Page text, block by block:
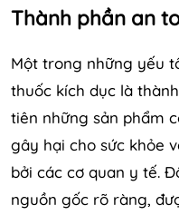
Thành phần an
Một trong những yếu
thuốc kích dục là
tiên những sản phẩm
gây hại cho sức khỏe
bởi các cơ quan y tế.
nguồn gốc rõ ràng,